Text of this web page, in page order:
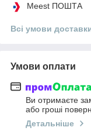
Meest ПОШТА
Всі умови
Умови оплати
Ви отримаєте
або гроші
Детальніше